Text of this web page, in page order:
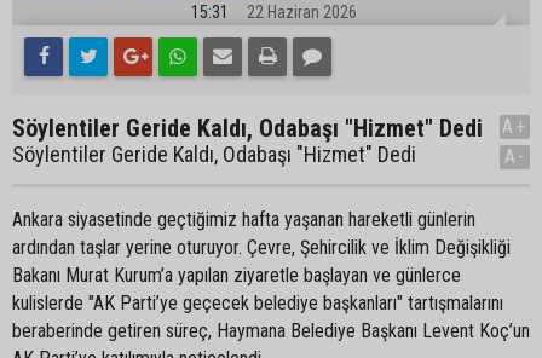
15:31 22 Haziran 2026
Söylentiler Geride Kaldı, Odabaşı "Hizmet" Dedi
Söylentiler Geride Kaldı, Odabaşı "Hizmet" Dedi
A+
A-
Ankara siyasetinde geçtiğimiz hafta yaşanan hareketli günlerin
ardından taşlar yerine oturuyor. Çevre, Şehircilik ve İklim Değişikliği
Bakanı Murat Kurum’a yapılan ziyaretle başlayan ve günlerce
kulislerde "AK Parti’ye geçecek belediye başkanları" tartışmalarını
beraberinde getiren süreç, Haymana Belediye Başkanı Levent Koç’un